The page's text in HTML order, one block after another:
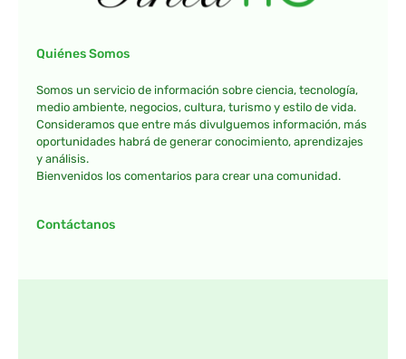
Quiénes Somos
Somos un servicio de información sobre ciencia, tecnología,
medio ambiente, negocios, cultura, turismo y estilo de vida.
Consideramos que entre más divulguemos información, más
oportunidades habrá de generar conocimiento, aprendizajes
y análisis.
Bienvenidos los comentarios para crear una comunidad.
Contáctanos